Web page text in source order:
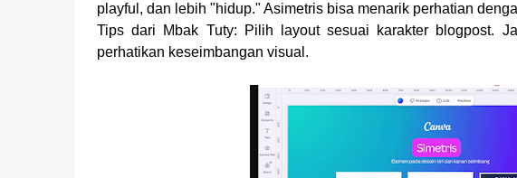
playful, dan lebih "hidup." Asimetris bisa menarik perhatian
Tips dari Mbak Tuty: Pilih layout sesuai karakter blogpost.
perhatikan keseimbangan visual.